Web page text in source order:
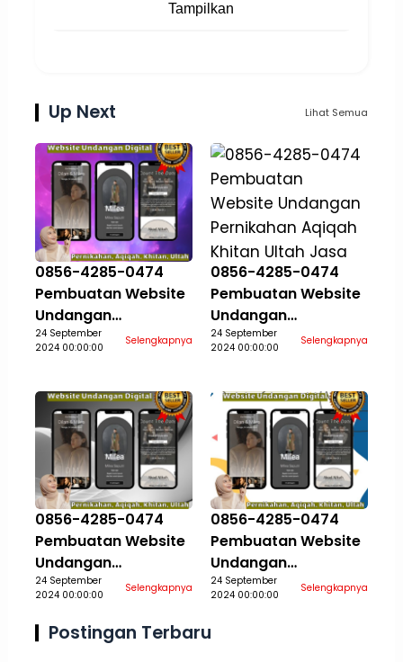
Tampilkan
Up Next Lihat Semua
0856-4285-0474
Pembuatan Website
Undangan
Pernikahan Aqiqah
Khitan Ultah Jasa
24 September
2024 00:00:00
Selengkapnya
0856-4285-0474
Pembuatan Website
Undangan
Pernikahan Aqiqah
Khitan Ultah Jasa
24 September
2024 00:00:00
Selengkapnya
0856-4285-0474
Pembuatan Website
Undangan
Pernikahan Aqiqah
Aceh Tamiang
24 September
2024 00:00:00
Selengkapnya
0856-4285-0474
Pembuatan Website
Undangan
Pernikahan Aqiqah
Aceh Tengah
24 September
2024 00:00:00
Selengkapnya
Postingan Terbaru